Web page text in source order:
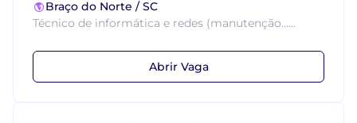
Braço do Norte / SC
Técnico de informática e redes (manutenção......
Abrir Vaga